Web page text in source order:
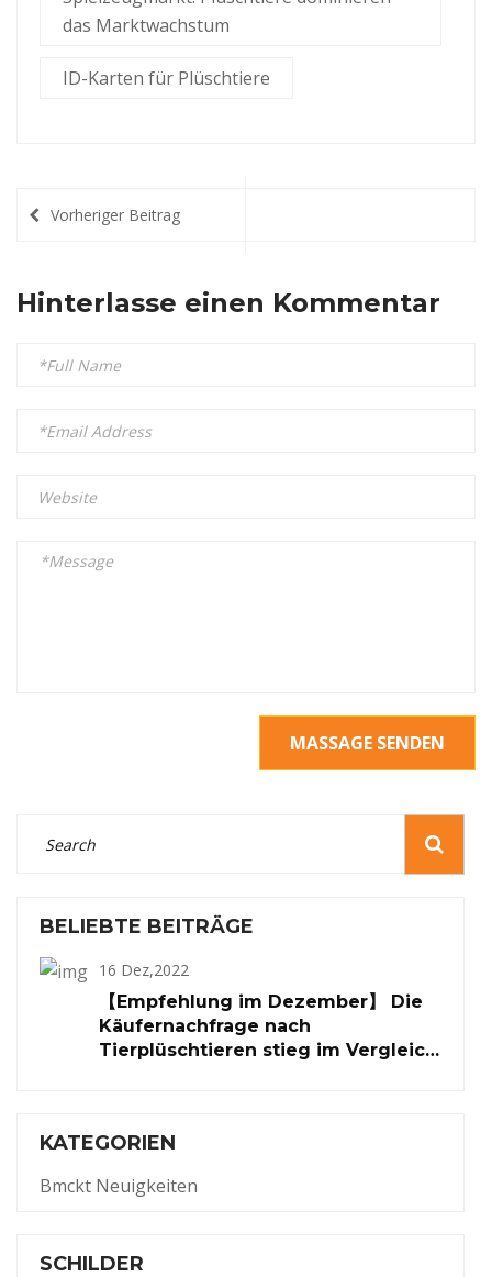
das Marktwachstum
ID-Karten für Plüschtiere
Vorheriger Beitrag
Hinterlasse einen Kommentar
MASSAGE SENDEN
BELIEBTE BEITRÄGE
16 Dez,2022
【Empfehlung im Dezember】 Die
Käufernachfrage nach
Tierplüschtieren stieg im Vergleich
KATEGORIEN
Bmckt Neuigkeiten
SCHILDER